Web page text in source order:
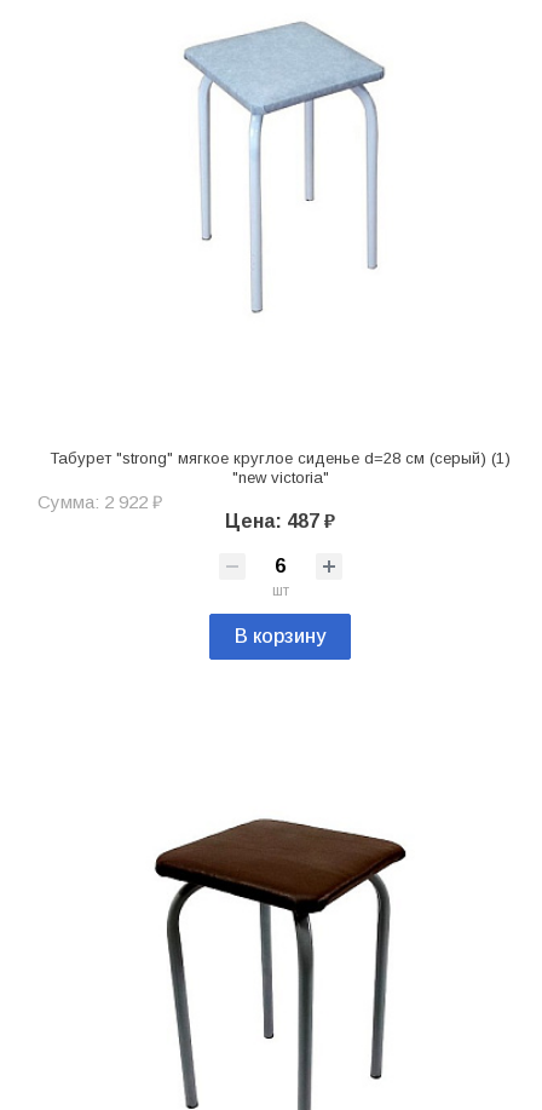
Табурет "strong" мягкое круглое сиденье d=28 см (серый) (1)
"new victoria"
Сумма: 2 922 ₽
Цена: 487 ₽
шт
В корзину